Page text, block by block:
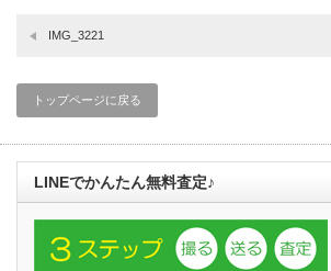
IMG_3221
トップページに戻る
LINEでかんたん無料査定♪